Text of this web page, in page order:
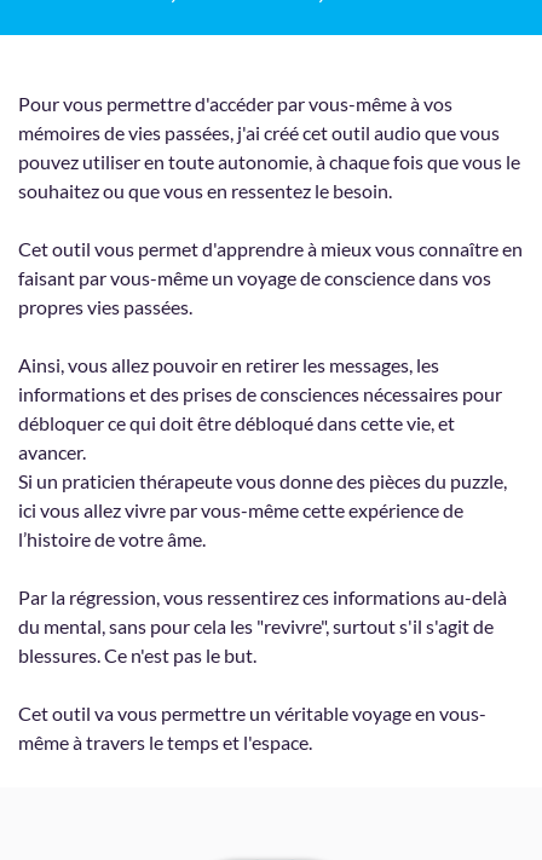
Pour vous permettre d'accéder par vous-même à vos
mémoires de vies passées, j'ai créé cet outil audio que vous
pouvez utiliser en toute autonomie, à chaque fois que vous le
souhaitez ou que vous en ressentez le besoin.
Cet outil vous permet d'apprendre à mieux vous connaître en
faisant par vous-même un voyage de conscience dans vos
propres vies passées.
Ainsi, vous allez pouvoir en retirer les messages, les
informations et des prises de consciences nécessaires pour
débloquer ce qui doit être débloqué dans cette vie, et
avancer.
Si un praticien thérapeute vous donne des pièces du puzzle,
ici vous allez vivre par vous-même cette expérience de
l’histoire de votre âme.
Par la régression, vous ressentirez ces informations au-delà
du mental, sans pour cela les "revivre", surtout s'il s'agit de
blessures. Ce n'est pas le but.
Cet outil va vous permettre un véritable voyage en vous-
même à travers le temps et l'espace.